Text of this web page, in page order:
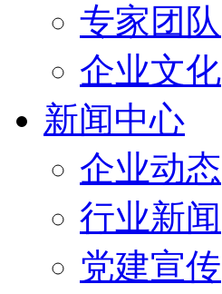
专家团队
企业文化
新闻中心
企业动态
行业新闻
党建宣传